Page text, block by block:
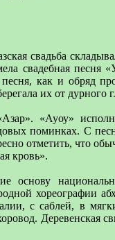
свадьба
свадебная песня
как и обряд
их от дурного
«Ауоу»
поминках. С
отметить, что
кровь».
основу
хореографии
с саблей, в
Деревенская